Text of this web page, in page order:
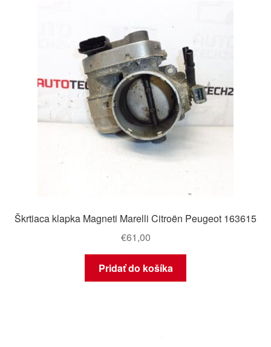
Ochrana osobních údajů
Platby
Pokladňa
Škrtiaca klapka Magneti Marelli Citroën Peugeot 163615
€61,00
Pridať do košíka